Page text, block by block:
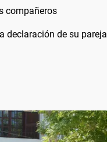
compañeros
declaración de su pareja